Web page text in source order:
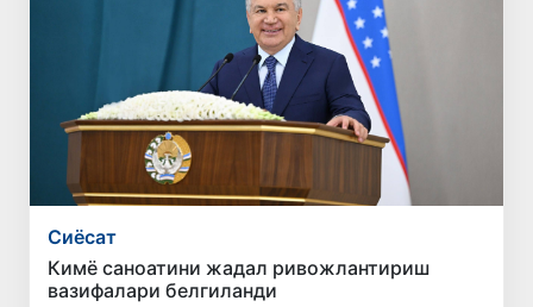
Сиёсат
Кимё саноатини жадал ривожлантириш
вазифалари белгиланди